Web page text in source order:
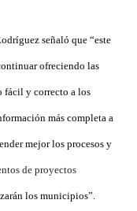
señaló que “este
ofreciendo las
fácil y correcto a los
más completa a
mejor los procesos y
de proyectos
los municipios”.